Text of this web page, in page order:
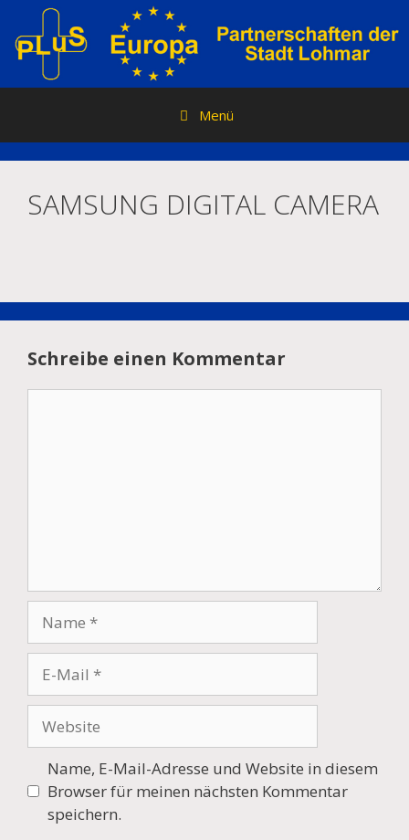
Inhalt
springen
Menü
SAMSUNG DIGITAL CAMERA
Schreibe einen Kommentar
Mail
Name, E-Mail-Adresse und Website in diesem
Browser für meinen nächsten Kommentar
speichern.